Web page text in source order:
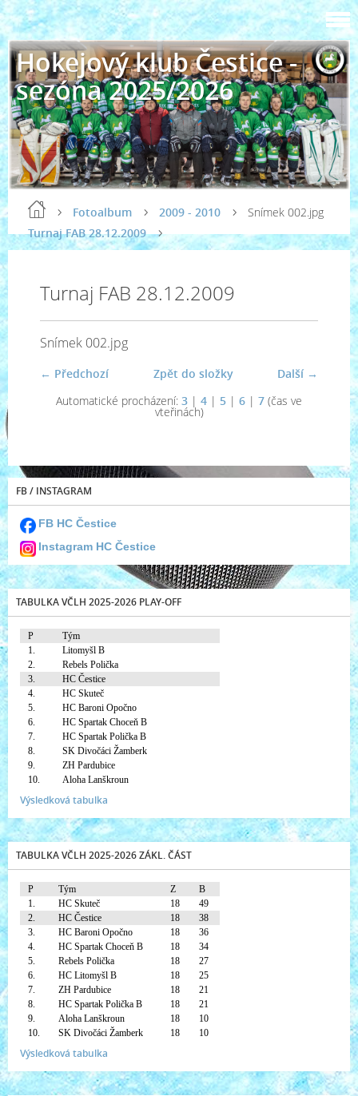
Hokejový klub Čestice -
sezóna 2025/2026
Fotoalbum
2009 - 2010
Turnaj FAB 28.12.2009
Snímek 002.jpg
Turnaj FAB 28.12.2009
Snímek 002.jpg
← Předchozí Další →
Zpět do složky
Automatické procházení: 3 | 4 | 5 | 6 | 7 (čas ve
vteřinách)
FB / INSTAGRAM
FB HC Čestice
Instagram HC Čestice
TABULKA VČLH 2025-2026 PLAY-OFF
P
Tým
1.
Litomyšl B
2.
Rebels Polička
3.
HC Čestice
4.
HC Skuteč
5.
HC Baroni Opočno
6.
HC Spartak Choceň B
7.
HC Spartak Polička B
8.
SK Divočáci Žamberk
9.
ZH Pardubice
10.
Aloha Lanškroun
Výsledková tabulka
TABULKA VČLH 2025-2026 ZÁKL. ČÁST
P Tým Z
B
1.
HC Skuteč 18
49
2.
HC Čestice 18
38
3.
HC Baroni Opočno 18
36
4.
HC Spartak Choceň B 18
34
5.
Rebels Polička 18
27
6.
HC Litomyšl B 18
25
7.
ZH Pardubice 18
21
8.
HC Spartak Polička B 18
21
9.
Aloha Lanškroun 18
10
10.
SK Divočáci Žamberk 18 10
Výsledková tabulka